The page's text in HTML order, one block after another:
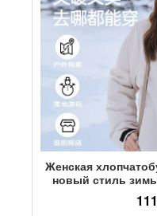
Женская
новый стиль
теплая стеганая